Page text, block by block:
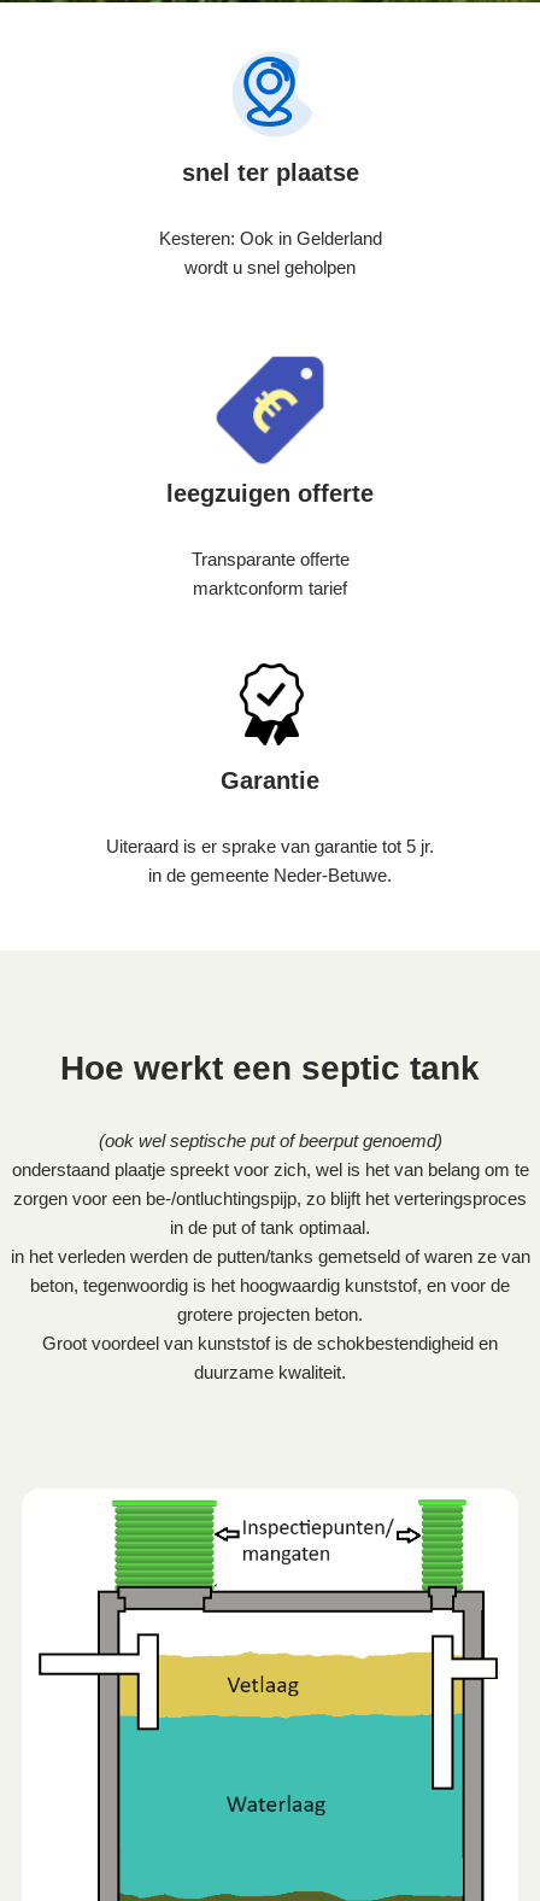
snel ter plaatse
Kesteren: Ook in Gelderland
wordt u snel geholpen
leegzuigen offerte
Transparante offerte
marktconform tarief
Garantie
Uiteraard is er sprake van garantie tot 5 jr.
in de gemeente Neder-Betuwe.
Hoe werkt een septic tank
(ook wel septische put of beerput genoemd)
onderstaand plaatje spreekt voor zich, wel is het van belang om te
zorgen voor een be-/ontluchtingspijp, zo blijft het verteringsproces
in de put of tank optimaal.
in het verleden werden de putten/tanks gemetseld of waren ze van
beton, tegenwoordig is het hoogwaardig kunststof, en voor de
grotere projecten beton.
Groot voordeel van kunststof is de schokbestendigheid en
duurzame kwaliteit.